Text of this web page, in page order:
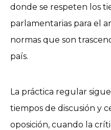
donde se respeten los
parlamentarias para el
normas que son
país.
La práctica regular
tiempos de discusión y
oposición, cuando la